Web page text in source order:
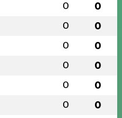
0 0
0 0
0 0
0 0
0 0
0 0